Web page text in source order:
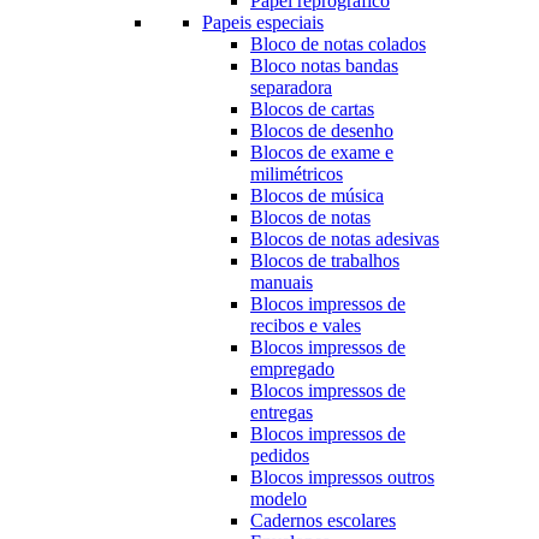
Papeis especiais
Bloco de notas colados
Bloco notas bandas
separadora
Blocos de cartas
Blocos de desenho
Blocos de exame e
milimétricos
Blocos de música
Blocos de notas
Blocos de notas adesivas
Blocos de trabalhos
manuais
Blocos impressos de
recibos e vales
Blocos impressos de
empregado
Blocos impressos de
entregas
Blocos impressos de
pedidos
Blocos impressos outros
modelo
Cadernos escolares